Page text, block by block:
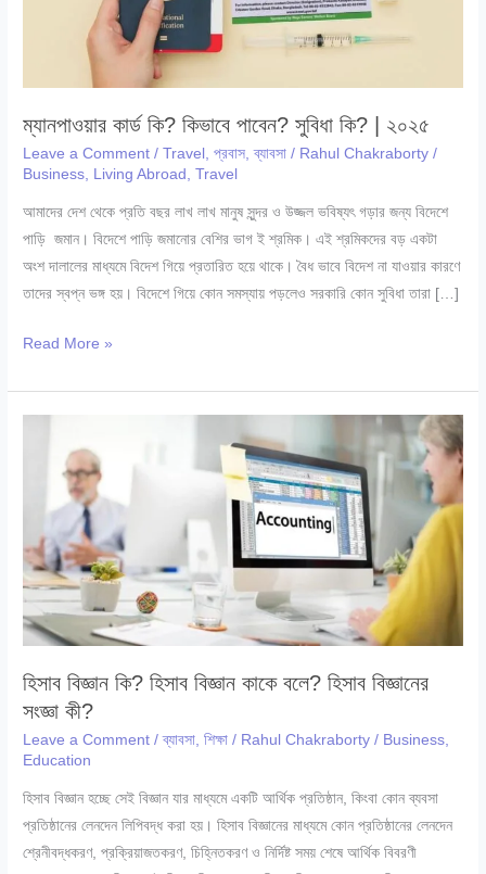
ম্যানপাওয়ার কার্ড কি? কিভাবে পাবেন? সুবিধা কি? | ২০২৫
Leave a Comment /Travel ,প্রবাস ,ব্যাবসা / Rahul Chakraborty/
Business
Living Abroad ,Travel
আমাদের দেশ থেকে প্রতি বছর লাখ লাখ মানুষ সুন্দর ও উজ্জল ভবিষ্যৎ গড়ার জন্য বিদেশে
পাড়ি জমান। বিদেশে পাড়ি জমানোর বেশির ভাগ ই শ্রমিক। এই শ্রমিকদের বড় একটা
অংশ দালালের মাধ্যমে বিদেশ গিয়ে প্রতারিত হয়ে থাকে। বৈধ ভাবে বিদেশ না যাওয়ার কারণে
তাদের স্বপ্ন ভঙ্গ হয়। বিদেশে গিয়ে কোন সমস্যায় পড়লেও সরকারি কোন সুবিধা তারা […]
ম্যানপাওয়ার
কি?
২০২৫
Read More »
হিসাব বিজ্ঞান কি? হিসাব বিজ্ঞান কাকে বলে? হিসাব বিজ্ঞানের
সংজ্ঞা কী?
Leave a Comment /ব্যাবসা ,শিক্ষা / Rahul Chakraborty/ Business
Education
হিসাব বিজ্ঞান হচ্ছে সেই বিজ্ঞান যার মাধ্যমে একটি আর্থিক প্রতিষ্ঠান, কিংবা কোন ব্যবসা
প্রতিষ্ঠানের লেনদেন লিপিবদ্ধ করা হয়। হিসাব বিজ্ঞানের মাধ্যমে কোন প্রতিষ্ঠানের লেনদেন
শ্রেনীবদ্ধকরণ, প্রক্রিয়াজতকরণ, চিহ্নিতকরণ ও নির্দিষ্ট সময় শেষে আর্থিক বিবরণী